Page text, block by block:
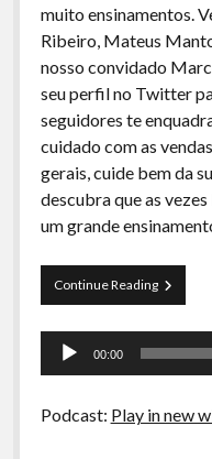
Especiais
Preliminares
muito ensinamentos.
Ribeiro, Mateus
nosso convidado
seu perfil no Twitter
seguidores te
cuidado com as
gerais, cuide bem da
descubra que as
um grande
Continue ReadingCurva
de
–
e
Tocador
00:00
Podcast: Play in new